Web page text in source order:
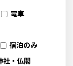
電車
宿泊のみ
社・仏閣